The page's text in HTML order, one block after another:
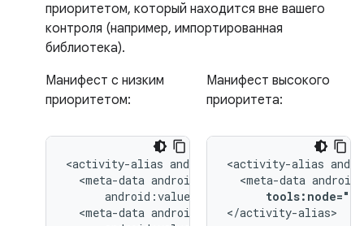
приоритетом, который находится вне вашего
контроля (например, импортированная
библиотека).
Манифест с низким
приоритетом:
<activity-alias
<meta-data
<meta-data
Манифест высокого
приоритета:
<activity-alias
<meta-data
</activity-alias>